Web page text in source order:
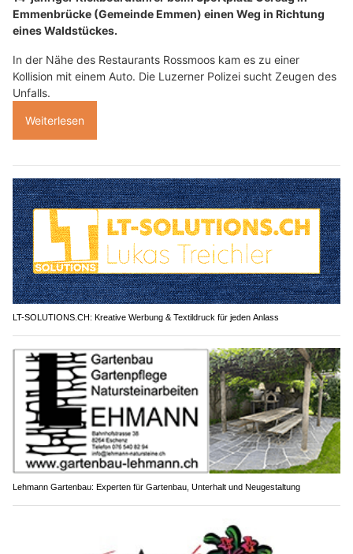
Emmenbrücke (Gemeinde Emmen) einen Weg in Richtung
eines Waldstückes.
In der Nähe des Restaurants Rossmoos kam es zu einer
Kollision mit einem Auto. Die Luzerner Polizei sucht Zeugen des
Unfalls.
Weiterlesen
LT-SOLUTIONS.CH: Kreative Werbung & Textildruck für jeden Anlass
Lehmann Gartenbau: Experten für Gartenbau, Unterhalt und Neugestaltung